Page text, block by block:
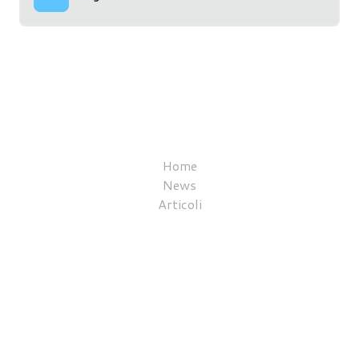
Home
News
Articoli